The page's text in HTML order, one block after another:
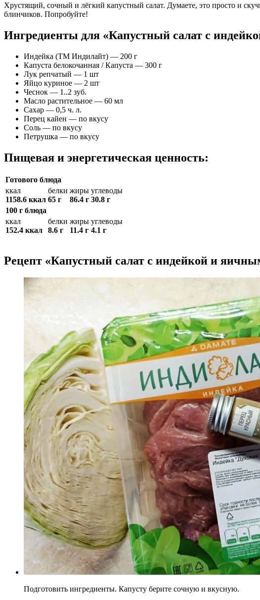
Хрустящий, сочный и лёгкий капустный салат. Думаете, это просто и
блинчиков. Попробуйте!
Ингредиенты для «Капустный салат с
Индейка (ТМ Индилайт) — 200 г
Капуста белокочанная / Капустa — 300 г
Лук репчатый — 1 шт
Яйцо куриное — 2 шт
Чеснок — 1..2 зуб.
Масло растительное — 60 мл
Сахар — 0,5 ч. л.
Перец кайен — по вкусу
Соль — по вкусу
Петрушка — по вкусу
Пищевая и энергетическая ценность:
Готового блюда
ккал
1158.6 ккал
белки
65 г
жиры
86.4 г
углеводы
30.8 г
100 г блюда
ккал
152.4 ккал
белки
8.6 г
жиры
11.4 г
углеводы
4.1 г
Рецепт «Капустный салат с индейкой и
Подготовить ингредиенты. Капусту берите сочную и вкусную.